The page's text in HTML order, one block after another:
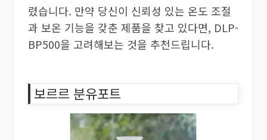
렸습니다. 만약 당신이 신뢰성 있는 온도 조절
과 보온 기능을 갖춘 제품을 찾고 있다면, DLP-
BP500을 고려해보는 것을 추천드립니다.
보르르 분유포트